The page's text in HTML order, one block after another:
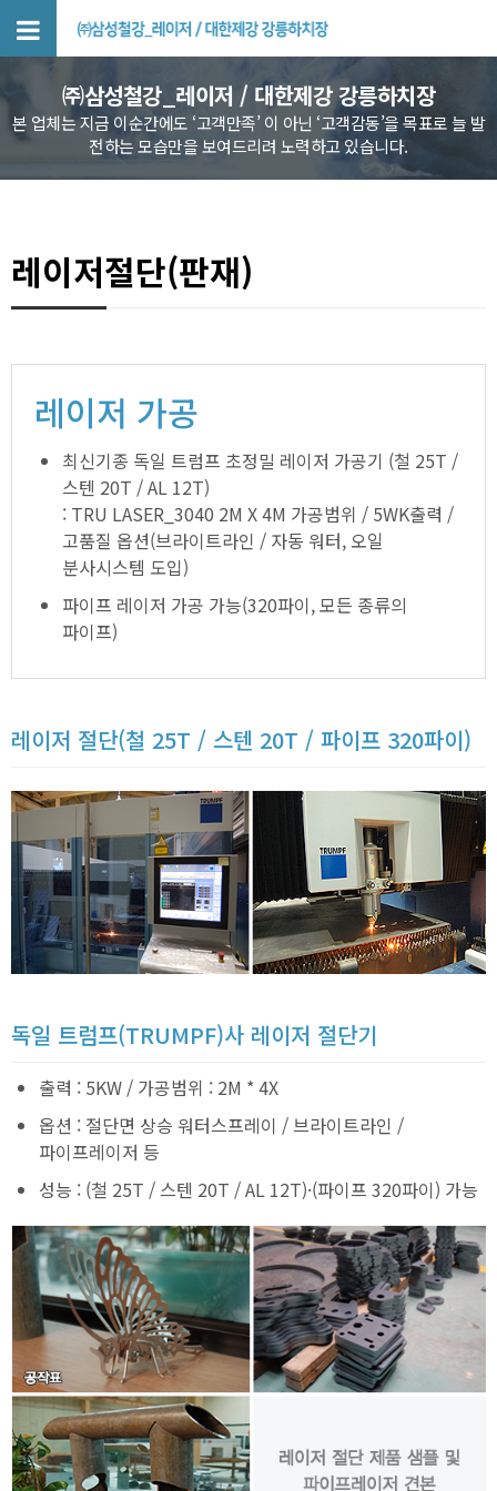
㈜삼성철강_레이저 / 대한제강 강릉하치장
본 업체는 지금 이순간에도 ‘고객만족’ 이 아닌 ‘고객감동’을 목표로 늘 발
전하는 모습만을 보여드리려 노력하고 있습니다.
레이저절단(판재)
레이저 가공
최신기종 독일 트럼프 초정밀 레이저 가공기 (철 25T /
스텐 20T / AL 12T)
: TRU LASER_3040 2M X 4M 가공범위 / 5WK출력 /
고품질 옵션(브라이트라인 / 자동 워터, 오일
분사시스템 도입)
파이프 레이저 가공 가능(320파이, 모든 종류의
파이프)
레이저 절단(철 25T / 스텐 20T / 파이프 320파이)
독일 트럼프(TRUMPF)사 레이저 절단기
출력 : 5KW / 가공범위 : 2M * 4X
옵션 : 절단면 상승 워터스프레이 / 브라이트라인 /
파이프레이저 등
성능 : (철 25T / 스텐 20T / AL 12T)·(파이프 320파이) 가능
_레이저 / 대…